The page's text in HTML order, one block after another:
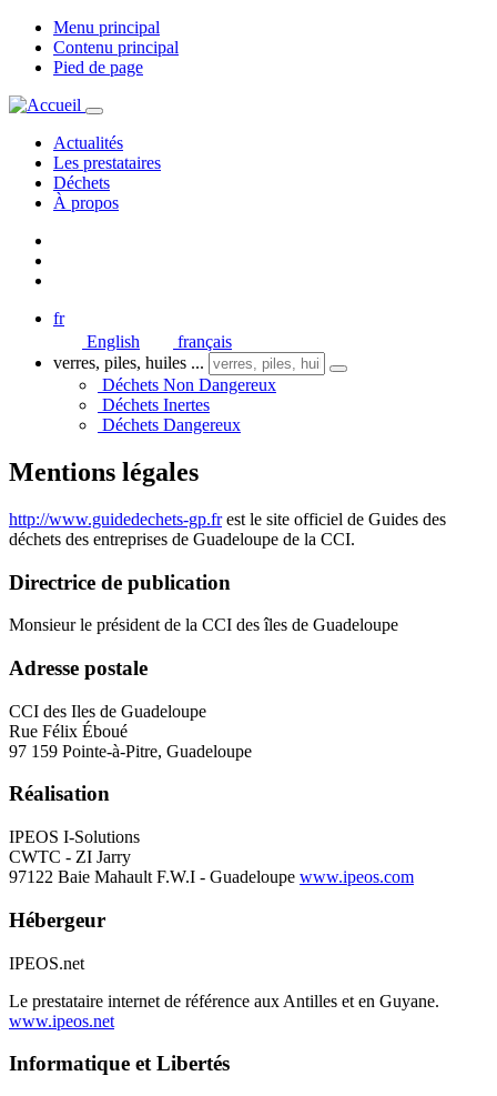
Menu principal
Contenu principal
Pied de page
Actualités
Les prestataires
Déchets
À propos
fr
English
français
verres, piles, huiles ...
Déchets Non Dangereux
Déchets Inertes
Déchets Dangereux
Mentions légales
http://www.guidedechets-gp.frest le site officiel de Guides des
déchets des entreprises de Guadeloupe de la CCI.
Directrice de publication
Monsieur le président de la CCI des îles de Guadeloupe
Adresse postale
CCI des Iles de Guadeloupe
Rue Félix Éboué
97 159 Pointe-à-Pitre, Guadeloupe
Réalisation
IPEOS I-Solutions
CWTC - ZI Jarry
97122 Baie Mahault F.W.I - Guadeloupe www.ipeos.com
Hébergeur
IPEOS.net
Le prestataire internet de référence aux Antilles et en Guyane.
www.ipeos.net
Informatique et Libertés